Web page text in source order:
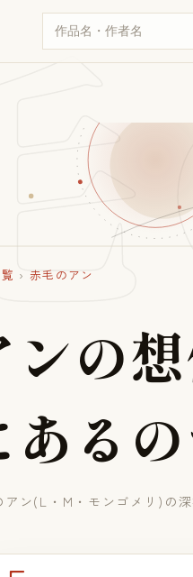
› 赤毛のアン
ンの想
あ る の
アン(L・M・モンゴメリ)の深